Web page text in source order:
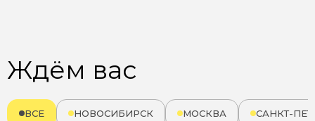
Ждём вас
ВСЕ НОВОСИБИРСК МОСКВА САНКТ-